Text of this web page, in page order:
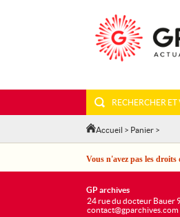
RECHERCHER ET
Accueil > Panier >
Vous n'avez pas les droits
GP archives
24 rue du docteur Bauer
contact@gparchives.com